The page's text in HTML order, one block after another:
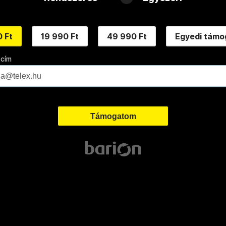
Ft 19 990 Ft 49 990 Ft Egyedi